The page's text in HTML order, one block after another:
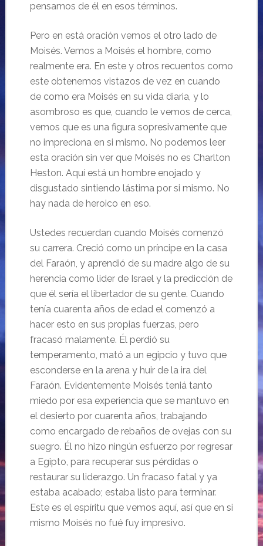
pensamos de él en esos términos.
Pero en está oración vemos el otro lado de
Moisés. Vemos a Moisés el hombre, como
realmente era. En este y otros recuentos como
este obtenemos vistazos de vez en cuando
de como era Moisés en su vida diaria, y lo
asombroso es que, cuando le vemos de cerca,
vemos que es una figura sopresivamente que
no impreciona en si mismo. No podemos leer
esta oración sin ver que Moisés no es Charlton
Heston. Aquí está un hombre enojado y
disgustado sintiendo lástima por si mismo. No
hay nada de heroico en eso.
Ustedes recuerdan cuando Moisés comenzó
su carrera. Creció como un príncipe en la casa
del Faraón, y aprendió de su madre algo de su
herencia como lider de Israel y la predicción de
que él sería el libertador de su gente. Cuando
tenía cuarenta años de edad el comenzó a
hacer esto en sus propias fuerzas, pero
fracasó malamente. Él perdió su
temperamento, mató a un egipcio y tuvo que
esconderse en la arena y huir de la ira del
Faraón. Evidentemente Moisés teniá tanto
miedo por esa experiencia que se mantuvo en
el desierto por cuarenta años, trabajando
como encargado de rebaños de ovejas con su
suegro. Él no hizo ningún esfuerzo por regresar
a Egipto, para recuperar sus pérdidas o
restaurar su liderazgo. Un fracaso fatal y ya
estaba acabado; estaba listo para terminar.
Este es el espíritu que vemos aquí, así que en si
mismo Moisés no fué fuy impresivo.